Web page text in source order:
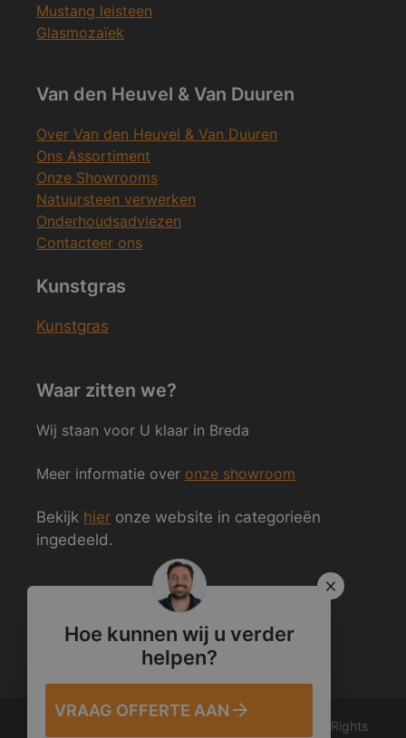
Hoe kunnen wij u verder
helpen?
VRAAG OFFERTE AAN
Mustang leisteen
Glasmozaïek
Van den Heuvel & Van Duuren
Over Van den Heuvel & Van Duuren
Ons Assortiment
Onze Showrooms
Natuursteen verwerken
Onderhoudsadviezen
Contacteer ons
Kunstgras
Kunstgras
Waar zitten we?
Wij staan voor U klaar in Breda
Meer informatie over onze showroom
Bekijk hier onze website in categorieën
ingedeeld.
Volg ons ook op Social Media
© 2012 – 2026 Van den Heuvel & Van Duuren. All Rights